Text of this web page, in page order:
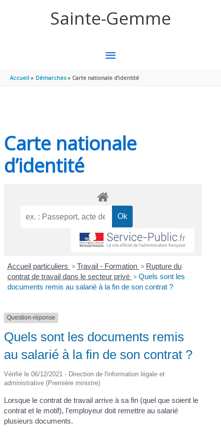
Sainte-Gemme
MENU
PRINCIPAL
Accueil Démarches Carte nationale d’identité
Carte nationale
d’identité
Accueil particuliers > Travail - Formation > Rupture du
contrat de travail dans le secteur privé > Quels sont les
documents remis au salarié à la fin de son contrat ?
Question-réponse
Quels sont les documents remis
au salarié à la fin de son contrat ?
Vérifié le 06/12/2021 - Direction de l'information légale et
administrative (Première ministre)
Lorsque le contrat de travail arrive à sa fin (quel que soient le
contrat et le motif), l'employeur doit remettre au salarié
plusieurs documents.